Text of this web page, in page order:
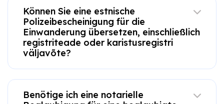
Können Sie eine estnische
Polizeibescheinigung für die
Einwanderung übersetzen, einschließlich
registriteade oder karistusregistri
väljavõte?
Benötige ich eine notarielle